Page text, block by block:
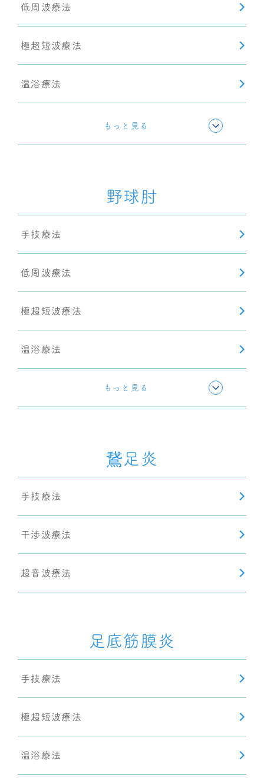
低周波療法
極超短波療法
温浴療法
もっと見る
野球肘
手技療法
低周波療法
極超短波療法
温浴療法
もっと見る
鵞足炎
手技療法
干渉波療法
超音波療法
足底筋膜炎
手技療法
極超短波療法
温浴療法